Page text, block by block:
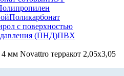
Поликарбонат
с поверхностью
давления (ПНД)ПВХ
мм Novattro терракот 2,05х3,05